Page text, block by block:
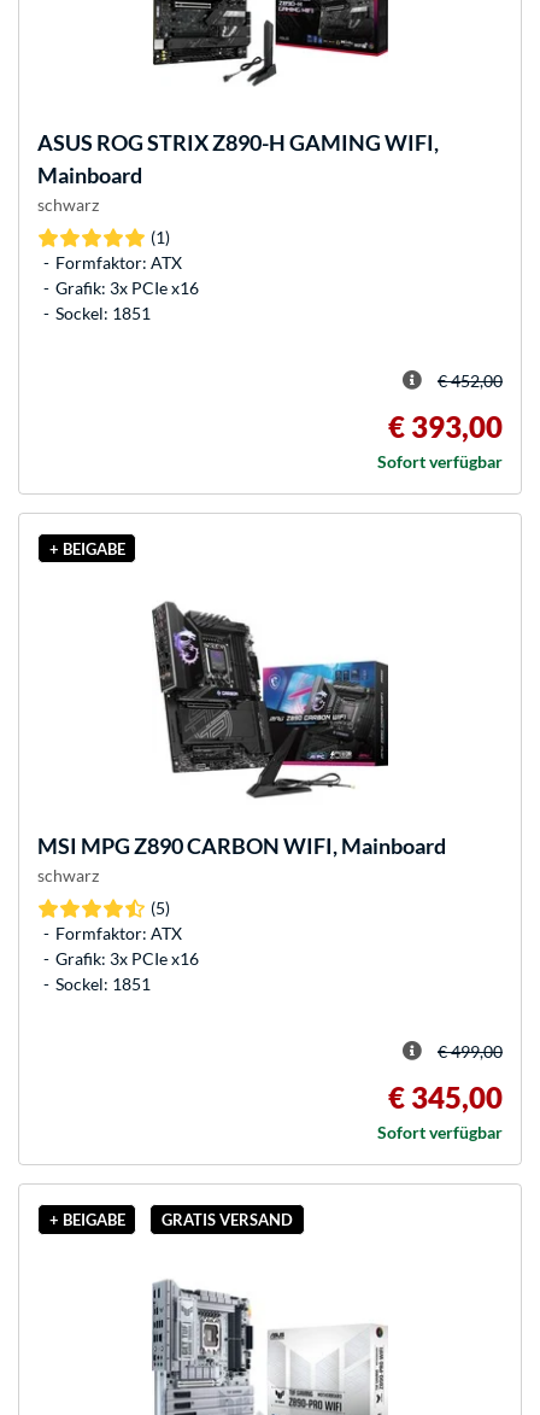
ASUS ROG STRIX Z890-H GAMING WIFI,
Mainboard
schwarz
(1)
Formfaktor: ATX
Grafik: 3x PCIe x16
Sockel: 1851
€ 452,00
€ 393,00
Sofort verfügbar
+ BEIGABE
MSI MPG Z890 CARBON WIFI, Mainboard
schwarz
(5)
Formfaktor: ATX
Grafik: 3x PCIe x16
Sockel: 1851
€ 499,00
€ 345,00
Sofort verfügbar
+ BEIGABE GRATIS VERSAND